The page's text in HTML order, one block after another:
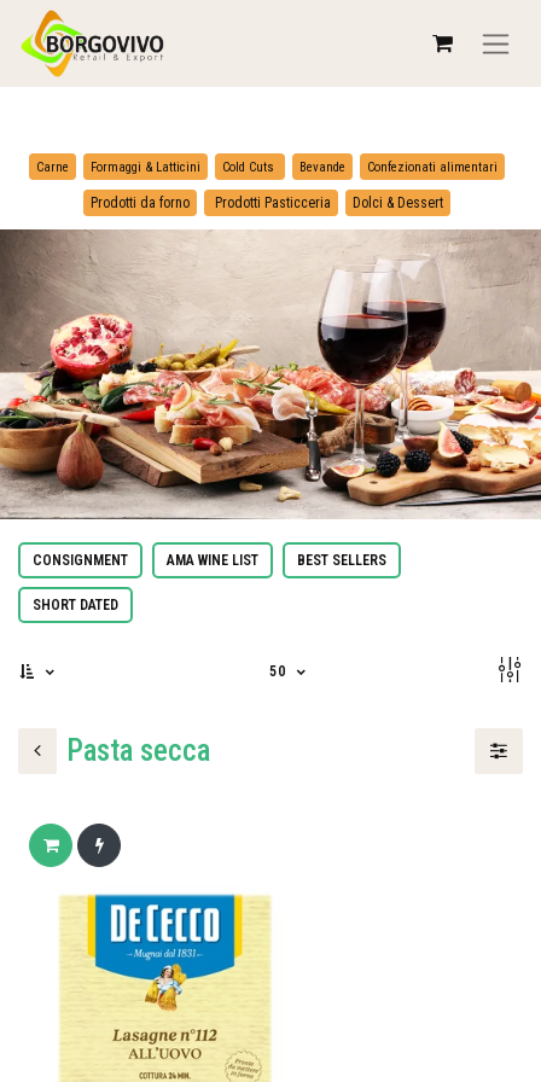
Carne Formaggi & Latticini Cold Cuts Bevande Confezionati alimentari
Prodotti da forno Prodotti Pasticceria Dolci & Dessert
CONSIGNMENT AMA WINE LIST BEST SELLERS
SHORT DATED
50
Pasta secca
Add to cartBuy now